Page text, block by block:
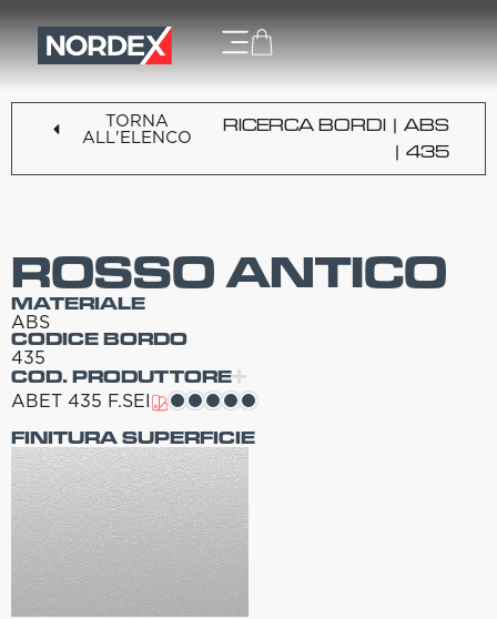
TORNA
ALL'ELENCO
RICERCA BORDI | ABS
| 435
ROSSO ANTICO
MATERIALE
ABS
CODICE BORDO
435
COD. PRODUTTORE
ABET 435 F.SEI
FINITURA SUPERFICIE